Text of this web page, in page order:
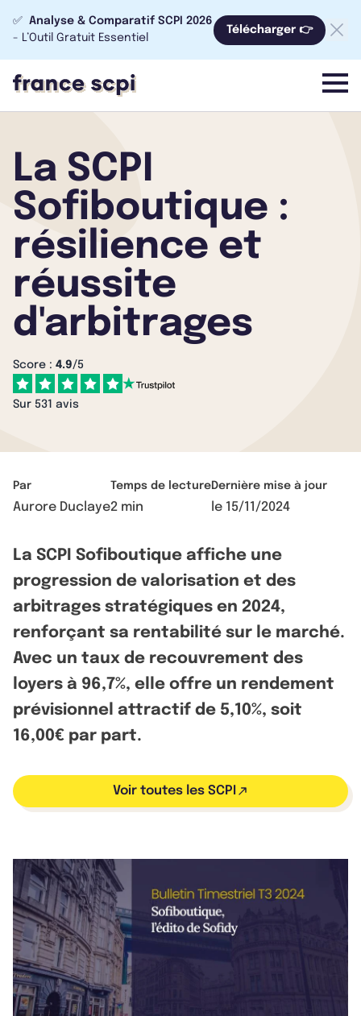
✅ Analyse & Comparatif SCPI 2026
- L’Outil Gratuit Essentiel
Télécharger 👉
menu
La SCPI
Sofiboutique :
résilience et
réussite
d'arbitrages
Score : 4.9/5
Sur 531 avis
Par
Aurore Duclaye
Temps de lecture
2 min
Dernière mise à jour
le 15/11/2024
La SCPI Sofiboutique affiche une
progression de valorisation et des
arbitrages stratégiques en 2024,
renforçant sa rentabilité sur le marché.
Avec un taux de recouvrement des
loyers à 96,7%, elle offre un rendement
prévisionnel attractif de 5,10%, soit
16,00€ par part.
Voir toutes les SCPI